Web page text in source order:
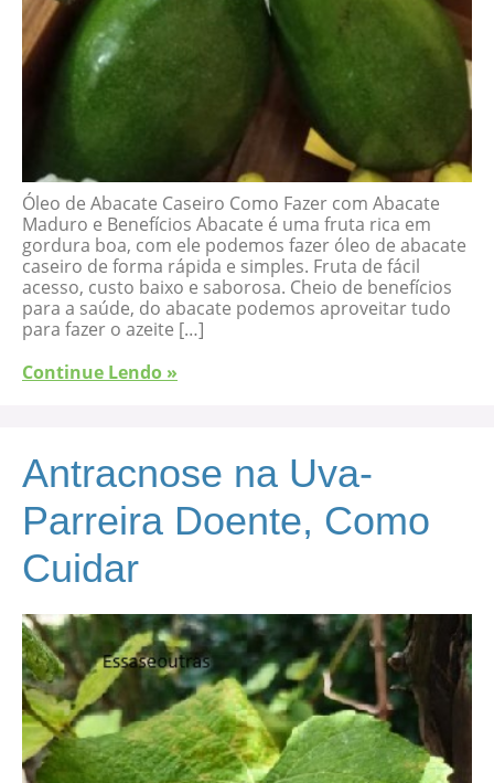
Óleo de Abacate Caseiro Como Fazer com Abacate
Maduro e Benefícios Abacate é uma fruta rica em
gordura boa, com ele podemos fazer óleo de abacate
caseiro de forma rápida e simples. Fruta de fácil
acesso, custo baixo e saborosa. Cheio de benefícios
para a saúde, do abacate podemos aproveitar tudo
para fazer o azeite […]
Continue Lendo »
Antracnose na Uva-
Parreira Doente, Como
Cuidar